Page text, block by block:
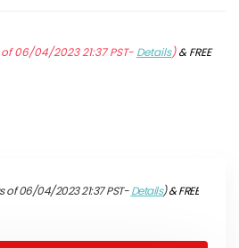
06/04/2023 21:37 PST- Details)&FREE
of 06/04/2023 21:37 PST-Details)&FREE